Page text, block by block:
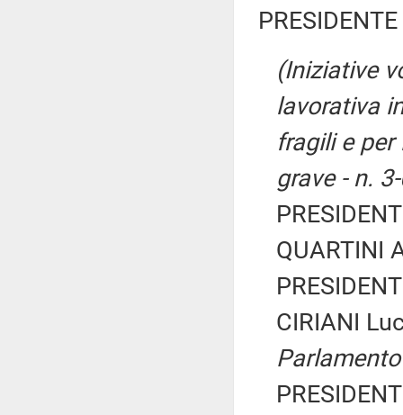
(Iniziative
lavorativa
fragili e
grave - n.
QUARTINI
CIRIANI
Parlamento